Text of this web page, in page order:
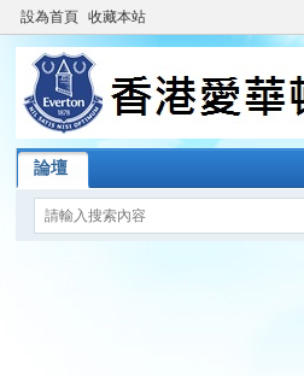
設為首頁 收藏本站
論壇